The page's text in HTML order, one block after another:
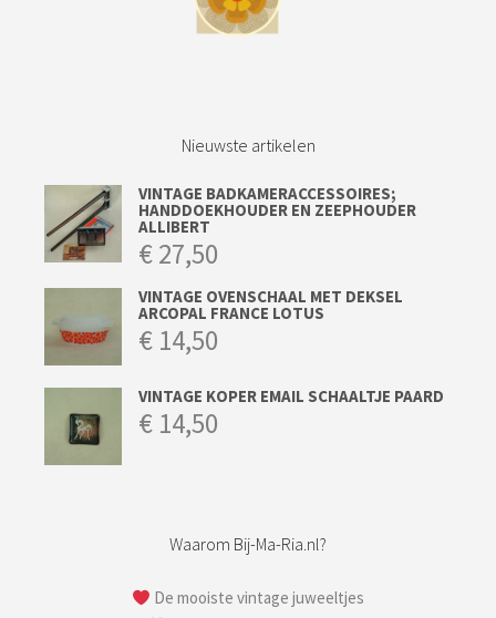
Nieuwste artikelen
VINTAGE BADKAMERACCESSOIRES;
HANDDOEKHOUDER EN ZEEPHOUDER
ALLIBERT
€27,50
VINTAGE OVENSCHAAL MET DEKSEL
ARCOPAL FRANCE LOTUS
€ 14,50
VINTAGE KOPER EMAIL SCHAALTJE PAARD
€ 14,50
Waarom Bij-Ma-Ria.nl?
De mooiste vintage juweeltjes